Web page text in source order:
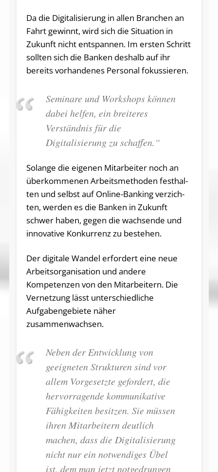
Da die Digitalisierung in allen Branchen an
Fahrt gewinnt, wird sich die Situation in
Zukunft nicht entspannen. Im ersten Schritt
sollten sich die Banken deshalb auf ihr
bereits vorhandenes Personal fokussieren.
Seminare und Workshops können
dabei helfen, ein breiteres
Verständnis für die
Digitalisierung zu schaffen.“
Solange die ei­ge­nen Mit­ar­bei­ter noch an
über­kom­me­nen Ar­beits­me­tho­den fest­hal­
ten und selbst auf On­line­-Ban­king ver­zich­
ten, wer­den es die Ban­ken in Zu­kunft
schwer ha­ben, ge­gen die wach­sen­de und
in­no­va­ti­ve Kon­kur­renz zu be­ste­hen.
Der digitale Wandel erfordert eine neue
Arbeitsorganisation und andere
Kompetenzen von den Mitarbeitern. Die
Vernetzung lässt unterschiedliche
Aufgabengebiete näher
zusammenwachsen.
Neben der Entwicklung von
geeigneten Strukturen sind vor
allem Vorgesetzte gefordert, die
hervorragende kommunikative
Fähigkeiten besitzen. Sie müssen
ihren Mitarbeitern deutlich
machen, dass die Digitalisierung
nicht nur ein notwendiges Übel
ist, dem man jetzt notgedrungen